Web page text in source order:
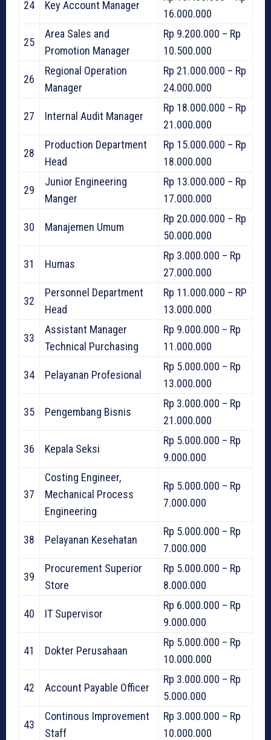
24 Key Account Manager
16.000.000
25
Area Sales and
Promotion Manager
Rp 9.200.000 – Rp
10.500.000
26
Regional Operation
Manager
Rp 21.000.000 – Rp
24.000.000
27 Internal Audit Manager
Rp 18.000.000 – Rp
21.000.000
28
Production Department
Head
Rp 15.000.000 – Rp
18.000.000
29
Junior Engineering
Manger
Rp 13.000.000 – Rp
17.000.000
30 Manajemen Umum
Rp 20.000.000 – Rp
50.000.000
31 Humas
Rp 3.000.000 – Rp
27.000.000
32
Personnel Department
Head
Rp 11.000.000 – RP
13.000.000
33
Assistant Manager
Technical Purchasing
Rp 9.000.000 – Rp
11.000.000
34 Pelayanan Profesional
Rp 5.000.000 – Rp
13.000.000
35 Pengembang Bisnis
Rp 3.000.000 – Rp
21.000.000
36 Kepala Seksi
Rp 5.000.000 – Rp
9.000.000
37
Costing Engineer,
Mechanical Process
Engineering
Rp 5.000.000 – Rp
7.000.000
38 Pelayanan Kesehatan
Rp 5.000.000 – Rp
7.000.000
39
Procurement Superior
Store
Rp 5.000.000 – Rp
8.000.000
40 IT Supervisor
Rp 6.000.000 – Rp
9.000.000
41 Dokter Perusahaan
Rp 5.000.000 – Rp
10.000.000
42 Account Payable Officer
Rp 3.000.000 – Rp
5.000.000
43
Continous Improvement
Staff
Rp 3.000.000 – Rp
10.000.000